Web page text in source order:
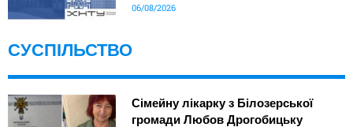
06/08/2026
СУСПІЛЬСТВО
Сімейну лікарку з Білозерської
громади Любов Дрогобицьку